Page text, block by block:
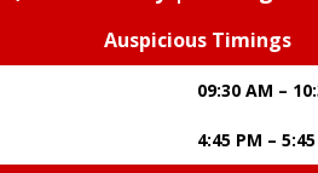
Auspicious Timings
09:30 AM –
4:45 PM –